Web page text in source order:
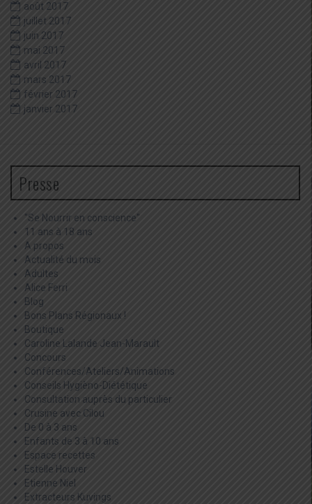
août 2017
juillet 2017
juin 2017
mai 2017
avril 2017
mars 2017
février 2017
janvier 2017
Presse
"Se Nourrir en conscience"
11 ans à 18 ans
A propos
Actualité du mois
Adultes
Alice Ferri
Blog
Bons Plans Régionaux !
Boutique
Caroline Lalande Jean-Marault
Concours
Conférences/Ateliers/Animations
Conseils Hygièno-Diététique
Consultation auprès du particulier
Crusine avec Cilou
De 0 à 3 ans
Enfants de 3 à 10 ans
Espace recettes
Estelle Houver
Etienne Niel
Extracteurs Kuvings